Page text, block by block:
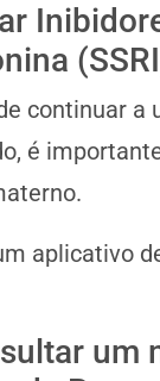
continuar a
é
aplicativo
um